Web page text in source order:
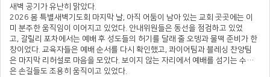
새벽 공기가 유난히 맑았다.
2026 봄 특별새벽기도회 마지막 날, 아직 어둠이 남아 있는 교회 곳곳에는 이
미 분주한 움직임이 이어지고 있었다. 안내위원들은 동선을 점검하고 있었
고, 갈릴리 포차에서는 예배 후 성도들의 허기를 달래 줄 오뎅과 물떡 준비가 한
창이었다. 교육자들은 예배 순서를 다시 확인했고, 콰이어팀과 블레싱 찬양팀
은 마지막 리허설로 마음을 모았다. 보이지 않는 자리에서 예배를 섬기는 수많
은 손길들도 조용히 움직이고 있었다.